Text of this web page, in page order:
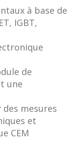
à base de
IGBT,
de
une
des mesures
et
CEM